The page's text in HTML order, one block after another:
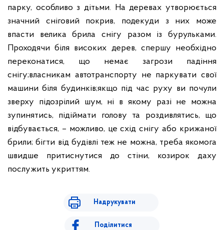
парку, особливо з дітьми. На деревах утворюється
значний сніговий покрив, подекуди з них може
впасти велика брила снігу разом із бурульками.
Проходячи біля високих дерев, спершу необхідно
переконатися, що немає загрози падіння
снігу;власникам автотранспорту не паркувати свої
машини біля будинків;якщо під час руху ви почули
зверху підозрілий шум, ні в якому разі не можна
зупинятись, підіймати голову та роздивлятись, що
відбувається, – можливо, це схід снігу або крижаної
брили; бігти від будівлі теж не можна, треба якомога
швидше притиснутися до стіни, козирок даху
послужить укриттям.
Надрукувати
Поділитися